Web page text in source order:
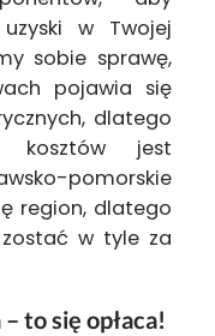
w Twojej
sobie sprawę,
pojawia się
dlatego
kosztów jest
pomorskie
region, dlatego
w tyle za
to się opłaca!